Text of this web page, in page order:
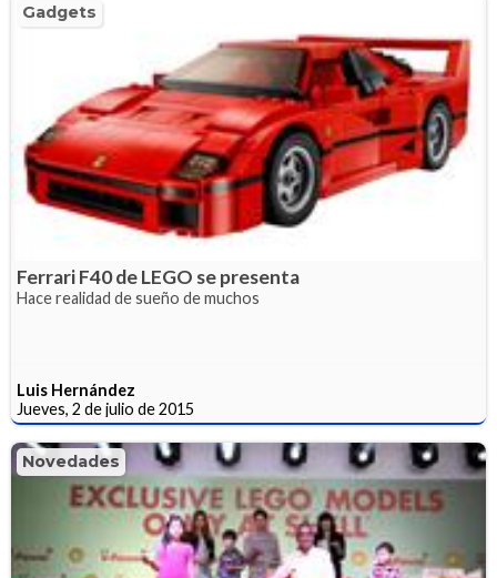
Gadgets
Ferrari F40 de LEGO se presenta
Hace realidad de sueño de muchos
Luis Hernández
Jueves, 2 de julio de 2015
Novedades